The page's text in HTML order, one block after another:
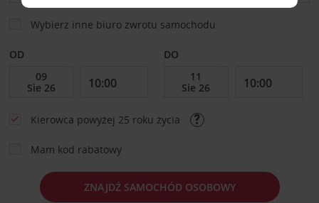
Wybierz inne biuro zwrotu samochodu
OD DO
Kierowca powyżej 25 roku życia
Mam kod rabatowy
ZNAJDŹ SAMOCHÓD OSOBOWY